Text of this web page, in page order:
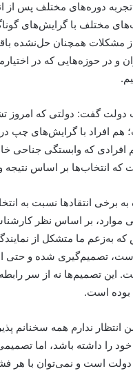
دوره‌های مختلف پس از
مختلف با گرایش‌های
از مشکلات همچنان حل‌نشده
و در حوزه‌هایی که در
دولت گفت: دولتی که امروز
افراد با گرایش‌های چپ
افرادی که وابستگی جناحی
که انتخاب‌ها بر اساس نتیجه
برخی انتقادها نسبت به
موارد، بر اساس نظر
به‌زعم ما متشکل از
تصمیم‌گیری شده و حتی
این تصمیم‌ها نه از سر
است.
انتظار ندارم همه سخنانم
را داشته باشد، اما
است و نمی‌توان با هر